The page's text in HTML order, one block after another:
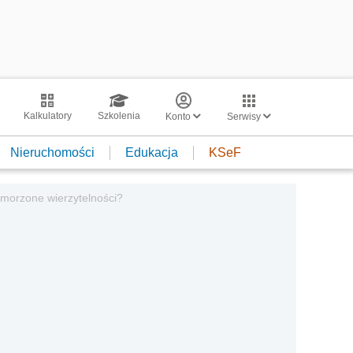
Kalkulatory Szkolenia Konto Serwisy
Nieruchomości Edukacja KSeF
wierzytelności?